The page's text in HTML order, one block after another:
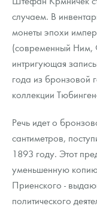
Флот: ледоколы и
Жетоны
Ювелирные изделия
Русская нумизматика
Наборы подарочных и
Монеты и жетоны из
Книги по нумизматике
Политика
Политика
Положение по
случаем. В
монеты эпохи
(современный Ним,
интригующая
года из бронзовой
коллекции
Речь идет о
сантиметров,
1893 году. Этот
уменьшенную
Приенского -
политического